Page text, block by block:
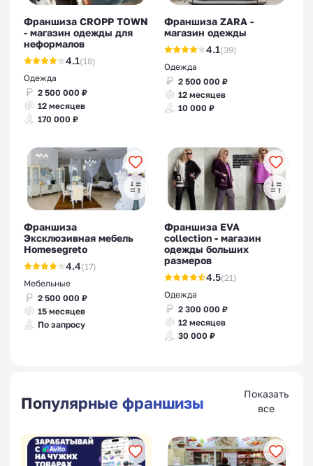
Франшиза CROPP TOWN
- магазин одежды для
неформалов
4.1(18)
Одежда
2 500 000 ₽
12 месяцев
170 000 ₽
Франшиза ZARA -
магазин одежды
4.1(39)
Одежда
2 500 000 ₽
12 месяцев
10 000 ₽
Франшиза
Эксклюзивная мебель
Homesegreto
4.4(17)
Мебельные
2 500 000 ₽
15 месяцев
По запросу
Франшиза EVA
collection - магазин
одежды больших
размеров
4.5(21)
Одежда
2 300 000 ₽
12 месяцев
30 000 ₽
Популярные франшизы
Показать
все